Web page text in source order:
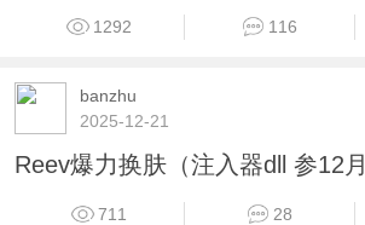
1292 116
banzhu
2025-12-21
Reev爆力换肤（注入器dll 参12月
711 28